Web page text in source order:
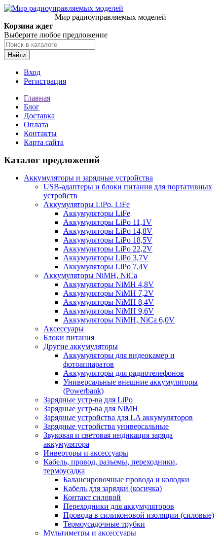
Мир радиоуправляемых моделей
Корзина ждет
Выберите любое предложение
Найти
Вход
Регистрация
Главная
Блог
Доставка
Оплата
Контакты
Карта сайта
Каталог предложений
Аккумуляторы и зарядные устройства
USB-адаптеры и блоки питания для портативных
устройств
Аккумуляторы LiPo, LiFe
Аккумуляторы LiFe
Аккумуляторы LiPo 11,1V
Аккумуляторы LiPo 14,8V
Аккумуляторы LiPo 18,5V
Аккумуляторы LiPo 22,2V
Аккумуляторы LiPo 3,7V
Аккумуляторы LiPo 7,4V
Аккумуляторы NiMH, NiCa
Аккумуляторы NiMH 4,8V
Аккумуляторы NiMH 7,2V
Аккумуляторы NiMH 8,4V
Аккумуляторы NiMH 9,6V
Аккумуляторы NiMH, NiCa 6,0V
Аксессуары
Блоки питания
Другие аккумуляторы
Аккумуляторы для видеокамер и
фотоаппаратов
Аккумуляторы для радиотелефонов
Универсальные внешние аккумуляторы
(Powerbank)
Зарядные устр-ва для LiPo
Зарядные устр-ва для NiMH
Зарядные устройства для LA аккумуляторов
Зарядные устройства универсальные
Звуковая и световая индикация заряда
аккумулятора
Инверторы и аксессуары
Кабель, провод, разъемы, переходники,
термоусадка
Балансировочные провода и колодки
Кабель для зарядки (косичка)
Контакт силовой
Переходники для аккумуляторов
Провода в силиконовой изоляции (силовые)
Термоусадочные трубки
Мультиметры и аксессуары